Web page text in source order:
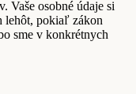
Vaše osobné údaje si
lehôt, pokiaľ zákon
sme v konkrétnych